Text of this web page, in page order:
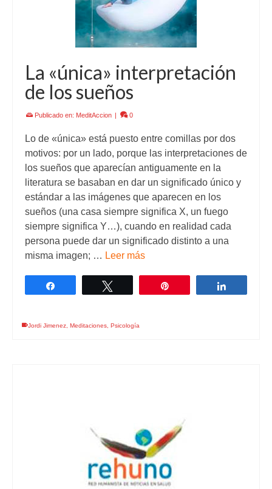
La «única» interpretación
de los sueños
Publicado en: MeditAccion | 0
Lo de «única» está puesto entre comillas por dos
motivos: por un lado, porque las interpretaciones de
los sueños que aparecían antiguamente en la
literatura se basaban en dar un significado único y
estándar a las imágenes que aparecen en los
sueños (una casa siempre significa X, un fuego
siempre significa Y…), cuando en realidad cada
persona puede dar un significado distinto a una
misma imagen; … Leer más
Jordi Jimenez Meditaciones Psicología